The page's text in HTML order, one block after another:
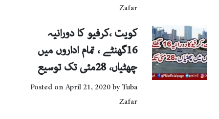
Zafar
کویت ،کرفیو کا دورانیہ
16گھنٹے ، تمام اداروں میں
چھٹیاں، 28مئی تک توسیع
Posted onApril 21, 2020byTuba
Zafar